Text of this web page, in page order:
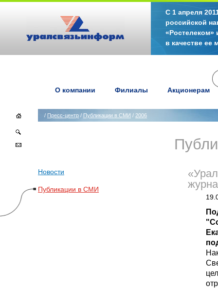
С 1 апреля
российской
«Ростелеком»
в качестве ее
О компании Филиалы Акционерам
/ Пресс-центр / Публикации в СМИ / 2006
Новости
Публикации в СМИ